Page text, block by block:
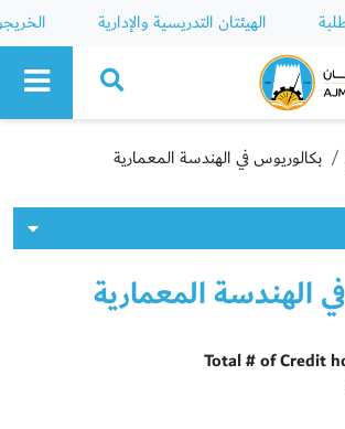
الهيئتان التدريسية والإدارية
Ajman
بكالوريوس في الهندسة المعمارية
الهندسة المعمارية
Total # of Credit